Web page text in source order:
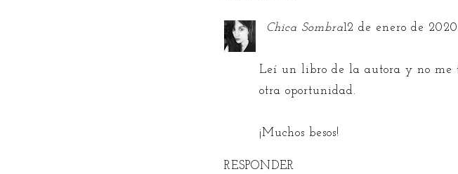
Chica Sombra12 de enero de
Leí un libro de la autora y no me
otra oportunidad.
¡Muchos besos!
RESPONDER